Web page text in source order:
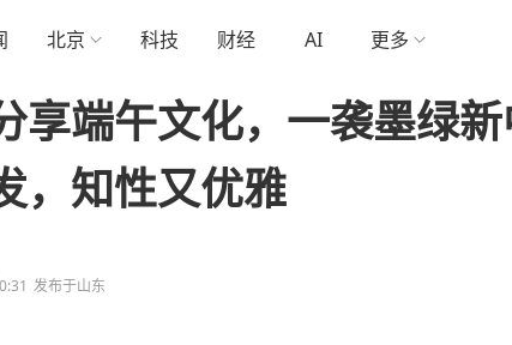
北京 科技 财经 AI 更多
享端午文化，一袭墨绿
，知性又优雅
发布于山东